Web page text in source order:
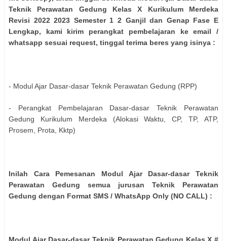
Teknik Perawatan Gedung Kelas X Kurikulum Merdeka
Revisi 2022 2023 Semester 1 2 Ganjil dan Genap Fase E
Lengkap, kami kirim perangkat pembelajaran ke email /
whatsapp sesuai request, tinggal terima beres yang isinya :
- Modul Ajar Dasar-dasar Teknik Perawatan Gedung (RPP)
- Perangkat Pembelajaran Dasar-dasar Teknik Perawatan
Gedung Kurikulum Merdeka (Alokasi Waktu, CP, TP, ATP,
Prosem, Prota, Kktp)
Inilah Cara Pemesanan Modul Ajar Dasar-dasar Teknik
Perawatan Gedung semua jurusan Teknik Perawatan
Gedung dengan Format SMS / WhatsApp Only (NO CALL) :
Modul Ajar Dasar-dasar Teknik Perawatan Gedung Kelas X #